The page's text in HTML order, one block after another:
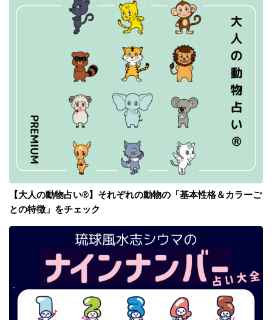
【大人の動物占い®】それぞれの動物の「基本性格＆カラーご
との特徴」をチェック